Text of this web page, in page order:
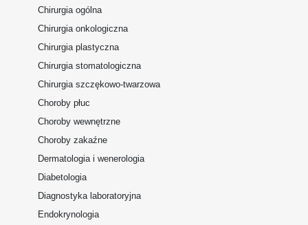
Chirurgia ogólna
Chirurgia onkologiczna
Chirurgia plastyczna
Chirurgia stomatologiczna
Chirurgia szczękowo-twarzowa
Choroby płuc
Choroby wewnętrzne
Choroby zakaźne
Dermatologia i wenerologia
Diabetologia
Diagnostyka laboratoryjna
Endokrynologia